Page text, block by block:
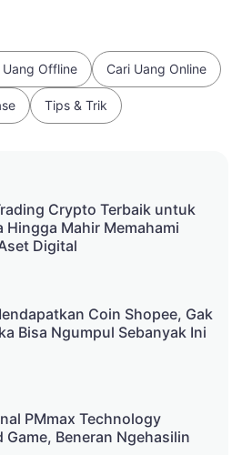
Uang Offline Cari Uang Online
Tips & Trik
Crypto Terbaik untuk
Hingga Mahir Memahami
Digital
Coin Shopee, Gak
Bisa Ngumpul Sebanyak Ini
PMmax Technology
Game, Beneran Ngehasilin